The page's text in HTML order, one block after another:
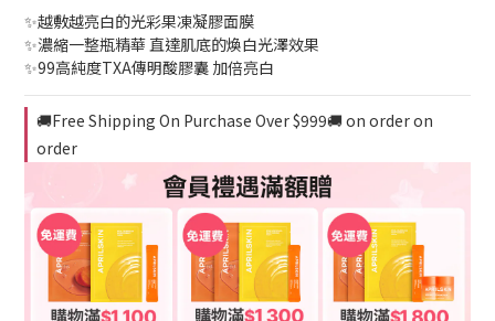
✨越敷越亮白的光彩果凍凝膠面膜
✨濃縮一整瓶精華 直達肌底的煥白光澤效果
✨99高純度TXA傳明酸膠囊 加倍亮白
🚚Free Shipping On Purchase Over $999🚚 on order on
order